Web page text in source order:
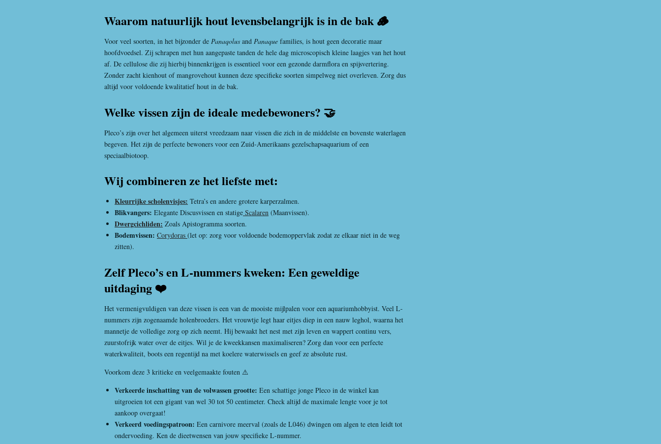
Waarom natuurlijk hout levensbelangrijk is in de bak 🪵
Voor veel soorten, in het bijzonder de Panaqolus and Panaque families, is hout geen decoratie maar
hoofdvoedsel. Zij schrapen met hun aangepaste tanden de hele dag microscopisch kleine laagjes van het hout
af. De cellulose die zij hierbij binnenkrijgen is essentieel voor een gezonde darmflora en spijsvertering.
Zonder zacht kienhout of mangrovehout kunnen deze specifieke soorten simpelweg niet overleven. Zorg dus
altijd voor voldoende kwalitatief hout in de bak.
Welke vissen zijn de ideale medebewoners? 🤝
Pleco’s zijn over het algemeen uiterst vreedzaam naar vissen die zich in de middelste en bovenste waterlagen
begeven. Het zijn de perfecte bewoners voor een Zuid-Amerikaans gezelschapsaquarium of een
speciaalbiotoop.
Wij combineren ze het liefste met:
Kleurrijke scholenvisjes: Tetra’s en andere grotere karperzalmen.
Blikvangers: Elegante Discusvissen en statige Scalaren (Maanvissen).
Dwergcichliden: Zoals Apistogramma soorten.
Bodemvissen: Corydoras (let op: zorg voor voldoende bodemoppervlak zodat ze elkaar niet in de weg
zitten).
Zelf Pleco’s en L-nummers kweken: Een geweldige
uitdaging ❤️
Het vermenigvuldigen van deze vissen is een van de mooiste mijlpalen voor een aquariumhobbyist. Veel L-
nummers zijn zogenaamde holenbroeders. Het vrouwtje legt haar eitjes diep in een nauw leghol, waarna het
mannetje de volledige zorg op zich neemt. Hij bewaakt het nest met zijn leven en wappert continu vers,
zuurstofrijk water over de eitjes. Wil je de kweekkansen maximaliseren? Zorg dan voor een perfecte
waterkwaliteit, boots een regentijd na met koelere waterwissels en geef ze absolute rust.
Voorkom deze 3 kritieke en veelgemaakte fouten ⚠️
Verkeerde inschatting van de volwassen grootte: Een schattige jonge Pleco in de winkel kan
uitgroeien tot een gigant van wel 30 tot 50 centimeter. Check altijd de maximale lengte voor je tot
aankoop overgaat!
Verkeerd voedingspatroon: Een carnivore meerval (zoals de L046) dwingen om algen te eten leidt tot
ondervoeding. Ken de dieetwensen van jouw specifieke L-nummer.